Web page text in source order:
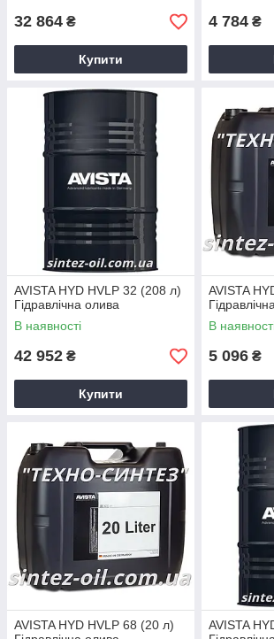
32 864 ₴
Купити
4 784 ₴
AVISTA HYD HVLP 32 (208 л)
Гідравлічна олива
В наявності
42 952 ₴
Купити
AVISTA
В
5 096 ₴
AVISTA HYD HVLP 68 (20 л)
AVISTA